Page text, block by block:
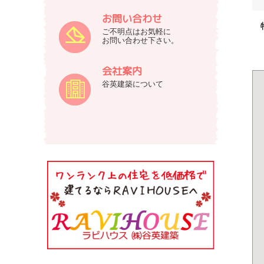
お問い合わせ
ご不明点はお気軽に
お問い合わせ下さい。
会社案内
谷英建築について